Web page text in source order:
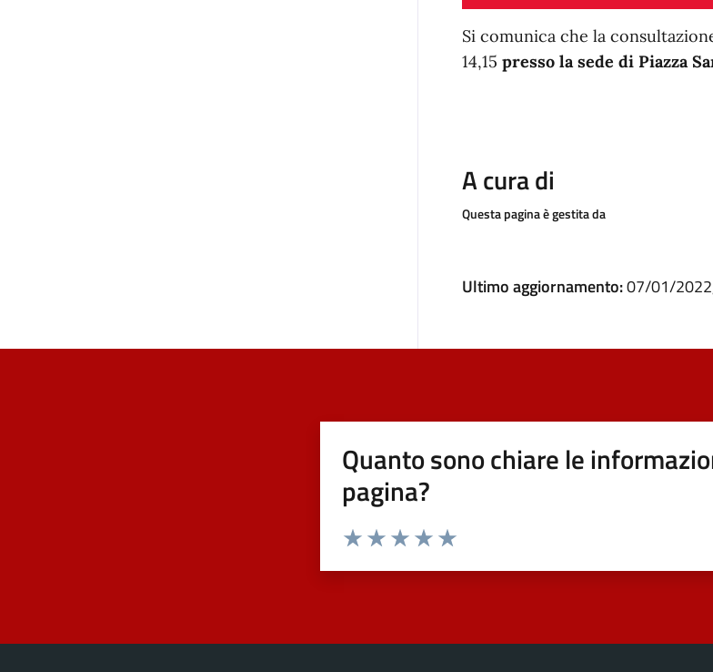
Si comunica che la
14,15 presso la sede di Piazza
A cura di
Questa pagina è gestita da
Ultimo aggiornamento:07/01/
Quanto sono chiare le
pagina?